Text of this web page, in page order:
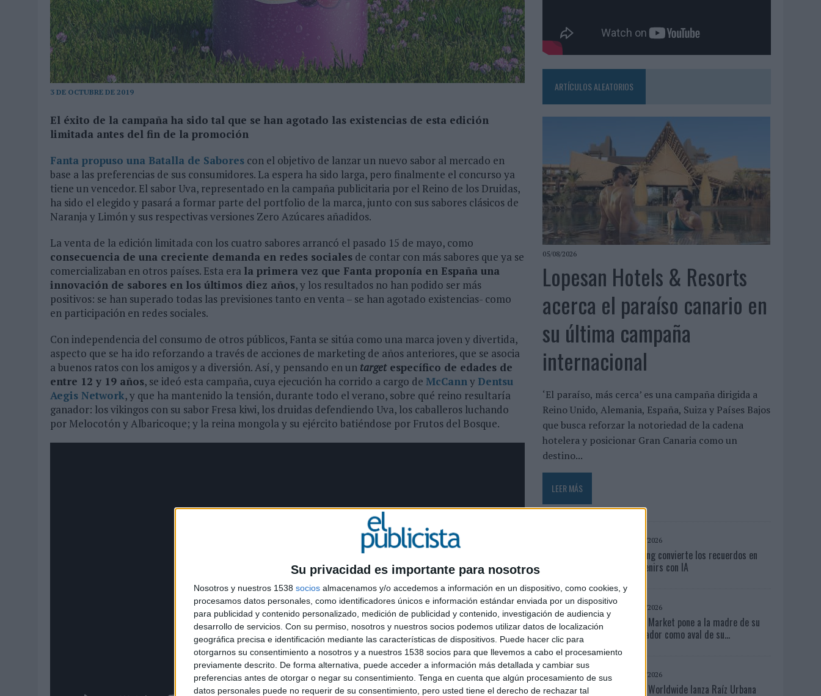
Su privacidad es importante para nosotros
Nosotros y nuestros 1538 socios almacenamos y/o accedemos a información en un dispositivo, como cookies, y
procesamos datos personales, como identificadores únicos e información estándar enviada por un dispositivo
para publicidad y contenido personalizado, medición de publicidad y contenido, investigación de audiencia y
desarrollo de servicios. Con su permiso, nosotros y nuestros socios podemos utilizar datos de localización
geográfica precisa e identificación mediante las características de dispositivos. Puede hacer clic para
otorgarnos su consentimiento a nosotros y a nuestros 1538 socios para que llevemos a cabo el procesamiento
previamente descrito. De forma alternativa, puede acceder a información más detallada y cambiar sus
preferencias antes de otorgar o negar su consentimiento. Tenga en cuenta que algún procesamiento de sus
datos personales puede no requerir de su consentimiento, pero usted tiene el derecho de rechazar tal
MONEDA”
07/08/2026
‘ALEXIA PUTELLAS X GALAXY Z FOLD8 – SIN LÍMITES’, DE CHEIL SPAIN PARA SAMSUNG ELECTRONICS IBERIA
3 DE OCTUBRE DE 2019
El éxito de la campaña ha sido tal que se han agotado las existencias de esta edición
limitada antes del fin de la promoción
Fanta propuso una Batalla de Sabores con el objetivo de lanzar un nuevo sabor al mercado en
base a las preferencias de sus consumidores. La espera ha sido larga, pero finalmente el concurso ya
tiene un vencedor. El sabor Uva, representado en la campaña publicitaria por el Reino de los Druidas,
ha sido el elegido y pasará a formar parte del portfolio de la marca, junto con sus sabores clásicos de
Naranja y Limón y sus respectivas versiones Zero Azúcares añadidos.
La venta de la edición limitada con los cuatro sabores arrancó el pasado 15 de mayo, como
consecuencia de una creciente demanda en redes sociales de contar con más sabores que ya se
comercializaban en otros países. Esta era la primera vez que Fanta proponía en España una
innovación de sabores en los últimos diez años, y los resultados no han podido ser más
positivos: se han superado todas las previsiones tanto en venta – se han agotado existencias- como
en participación en redes sociales.
Con independencia del consumo de otros públicos, Fanta se sitúa como una marca joven y divertida,
aspecto que se ha ido reforzando a través de acciones de marketing de años anteriores, que se asocia
a buenos ratos con los amigos y a diversión. Así, y pensando en un targetespecífico de edades de
entre 12 y 19 años, se ideó esta campaña, cuya ejecución ha corrido a cargo de McCanny Dentsu
Aegis Network, y que ha mantenido la tensión, durante todo el verano, sobre qué reino resultaría
ganador: los vikingos con su sabor Fresa kiwi, los druidas defendiendo Uva, los caballeros luchando
por Melocotón y Albaricoque; y la reina mongola y su ejército batiéndose por Frutos del Bosque.
ARTÍCULOS ALEATORIOS
05/08/2026
Lopesan Hotels & Resorts
acerca el paraíso canario en
su última campaña
internacional
‘El paraíso, más cerca’ es una campaña dirigida a
Reino Unido, Alemania, España, Suiza y Países Bajos
que busca reforzar la notoriedad de la cadena
hotelera y posicionar Gran Canaria como un
destino...
LEER MÁS
07/08/2026
Vueling convierte los recuerdos en
souvenirs con IA
03/08/2026
Back Market pone a la madre de su
fundador como aval de su...
05/08/2026
Beon Worldwide lanza Raíz Urbana